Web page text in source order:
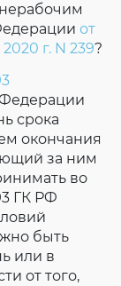
от
г. N 239?
Федерации
срока
окончания
за ним
во
ГК РФ
быть
или в
от того,